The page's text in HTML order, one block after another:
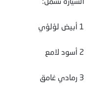
1 أبيض لؤلؤي
2 أسود لامع
3 رمادي غامق